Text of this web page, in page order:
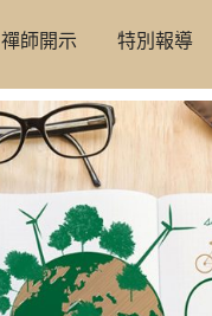
禪師開示 特別報導